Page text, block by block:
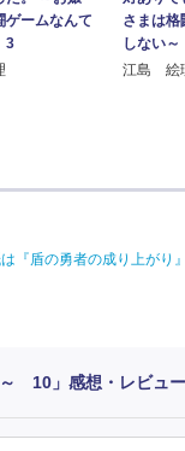
ゲームなんて
3
さまは格
しない
江島 絵
『盾の勇者の成り上がり
～ 10」感想・レビュー